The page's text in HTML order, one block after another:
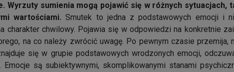
. Wyrzuty sumienia mogą pojawić się w różnych sytuacjach,
wartościami.Smutek to jedna z podstawowych emocji i
charakter chwilowy. Pojawia się w odpowiedzi na konkretnie
na co należy zwrócić uwagę. Po pewnym czasie przemija,
się w grupie podstawowych wrodzonych emocji,
są subiektywnymi, skomplikowanymi stanami